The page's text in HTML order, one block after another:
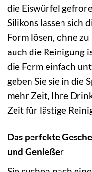
die Eiswürfel
Silikons lassen sich
Form lösen, ohne
auch die Reinigung
die Form einfach
geben Sie sie in die
mehr Zeit, Ihre
Zeit für lästige
Das perfekte
und Genießer